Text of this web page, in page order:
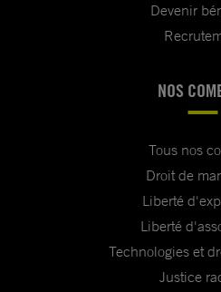
Devenir
NOS
Tous nos
Droit de
Liberté
Liberté
Technologies et
Justice